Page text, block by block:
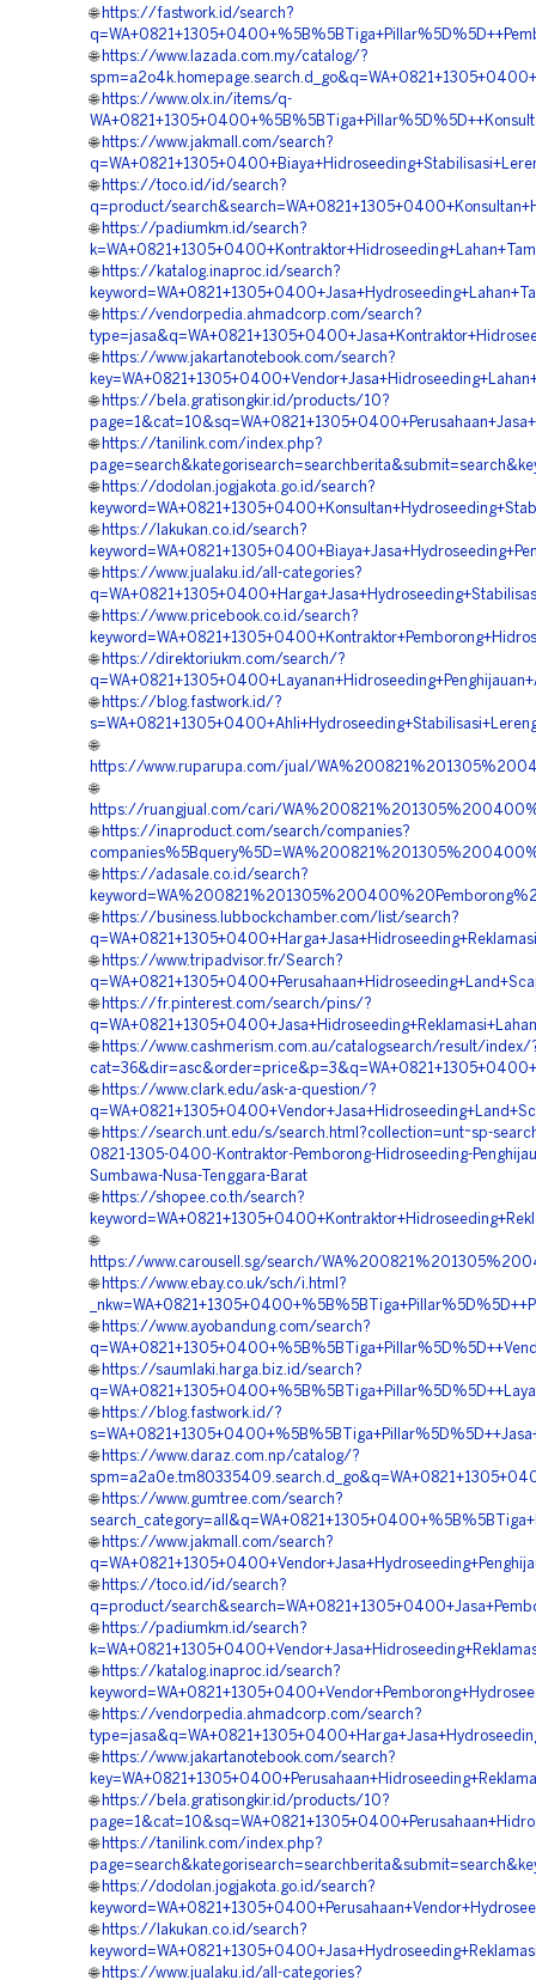
🌐 https://fastwork.id/search?
🌐 https://www.lazada.com.my/catalog/?
🌐 https://www.olx.in/items/q-
🌐 https://www.jakmall.com/search?
🌐 https://toco.id/id/search?
q=product/
🌐 https://padiumkm.id/search?
🌐 https://katalog.inaproc.id/search?
🌐 https://vendorpedia.ahmadcorp.com/search?
🌐 https://www.jakartanotebook.com/search?
🌐 https://bela.gratisongkir.id/products/10?
🌐 https://tanilink.com/index.php?
🌐 https://dodolan.jogjakota.go.id/search?
🌐 https://lakukan.co.id/search?
🌐 https://www.jualaku.id/all-categories?
🌐 https://www.pricebook.co.id/search?
🌐 https://direktoriukm.com/search/?
🌐 https://blog.fastwork.id/?
🌐
https://www.ruparupa.com/jual/
🌐
https://ruangjual.com/cari/
🌐 https://inaproduct.com/search/companies?
🌐 https://adasale.co.id/search?
🌐 https://business.lubbockchamber.com/list/search?
🌐 https://www.tripadvisor.fr/Search?
🌐 https://fr.pinterest.com/search/pins/?
🌐 https://www.cashmerism.com.au/catalogsearch/result/index/
🌐 https://www.clark.edu/ask-a-question/?
🌐 https://search.unt.edu/s/search.html?collection=unt~sp-
0821-1305-0400-Kontraktor-Pemborong-Hidroseeding-
Sumbawa-Nusa-Tenggara-Barat
🌐 https://shopee.co.th/search?
🌐
https://www.carousell.sg/search/
🌐 https://www.ebay.co.uk/sch/i.html?
🌐 https://www.ayobandung.com/search?
🌐 https://saumlaki.harga.biz.id/search?
🌐 https://blog.fastwork.id/?
🌐 https://www.daraz.com.np/catalog/?
🌐 https://www.gumtree.com/search?
🌐 https://www.jakmall.com/search?
🌐 https://toco.id/id/search?
q=product/
🌐 https://padiumkm.id/search?
🌐 https://katalog.inaproc.id/search?
🌐 https://vendorpedia.ahmadcorp.com/search?
🌐 https://www.jakartanotebook.com/search?
🌐 https://bela.gratisongkir.id/products/10?
🌐 https://tanilink.com/index.php?
🌐 https://dodolan.jogjakota.go.id/search?
🌐 https://lakukan.co.id/search?
🌐 https://www.jualaku.id/all-categories?